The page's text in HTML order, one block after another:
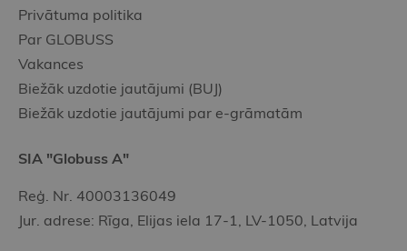
Privātuma politika
Par GLOBUSS
Vakances
Biežāk uzdotie jautājumi (BUJ)
Biežāk uzdotie jautājumi par e-grāmatām
SIA "Globuss A"
Reģ. Nr. 40003136049
Jur. adrese: Rīga, Elijas iela 17-1, LV-1050, Latvija